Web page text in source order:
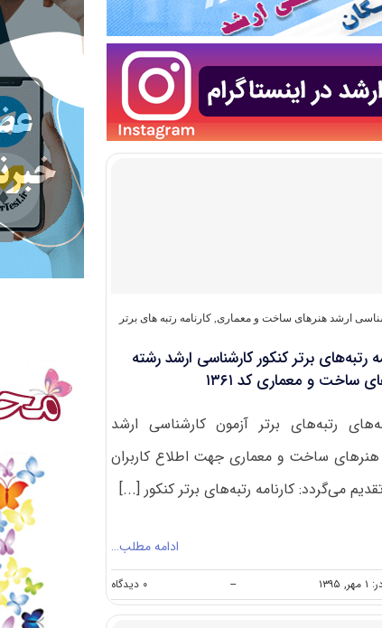
ارشد هنرهای ساخت و معماری, کارنامه رتبه های برتر
رتبه‌های برتر کنکور کارشناسی ارشد رشته
ساخت و معماری کد ۱۳۶۱
رتبه‌های برتر آزمون کارشناسی ارشد
ساخت و معماری جهت اطلاع کاربران
می‌گردد: کارنامه رتبه‌های برتر کنکور [...]
ادامه مطلب…
-- ۰ دیدگاه
on
کارنامه
رتبه‌های